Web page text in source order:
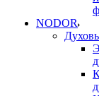
NODOR